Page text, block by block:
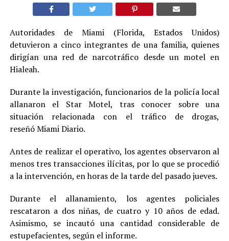
Autoridades de Miami (Florida, Estados Unidos)
detuvieron a cinco integrantes de una familia, quienes
dirigían una red de narcotráfico desde un motel en
Hialeah.
Durante la investigación, funcionarios de la policía local
allanaron el Star Motel, tras conocer sobre una
situación relacionada con el tráfico de drogas,
reseñó Miami Diario.
Antes de realizar el operativo, los agentes observaron al
menos tres transacciones ilícitas, por lo que se procedió
a la intervención, en horas de la tarde del pasado jueves.
Durante el allanamiento, los agentes policiales
rescataron a dos niñas, de cuatro y 10 años de edad.
Asimismo, se incautó una cantidad considerable de
estupefacientes, según el informe.